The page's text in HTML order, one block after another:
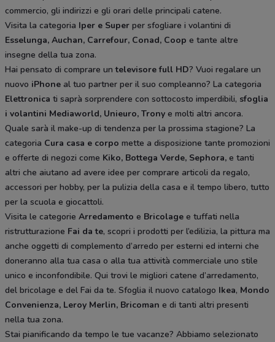
commercio, gli indirizzi e gli orari delle principali catene.
Visita la categoria Iper e Super per sfogliare i volantini di
Esselunga, Auchan, Carrefour, Conad, Coop e tante altre
insegne della tua zona.
Hai pensato di comprare untelevisore full HD? Vuoi regalare un
nuovo iPhone al tuo partner per il suo compleanno? La categoria
Elettronica ti saprà sorprendere con sottocosto imperdibili, sfoglia
i volantini Mediaworld, Unieuro, Trony e molti altri ancora.
Quale sarà il make-up di tendenza per la prossima stagione? La
categoria Cura casa e corpo mette a disposizione tante promozioni
e offerte di negozi come Kiko, Bottega Verde, Sephora, e tanti
altri che aiutano ad avere idee per comprare articoli da regalo,
accessori per hobby, per la pulizia della casa e il tempo libero, tutto
per la scuola e giocattoli.
Visita le categorie Arredamento e Bricolage e tuffati nella
ristrutturazione Fai da te, scopri i prodotti per l’edilizia, la pittura ma
anche oggetti di complemento d’arredo per esterni ed interni che
doneranno alla tua casa o alla tua attività commerciale uno stile
unico e inconfondibile. Qui trovi le migliori catene d’arredamento,
del bricolage e del Fai da te. Sfoglia il nuovo catalogo Ikea, Mondo
Convenienza, Leroy Merlin, Bricoman e di tanti altri presenti
nella tua zona.
Stai pianificando da tempo le tue vacanze? Abbiamo selezionato